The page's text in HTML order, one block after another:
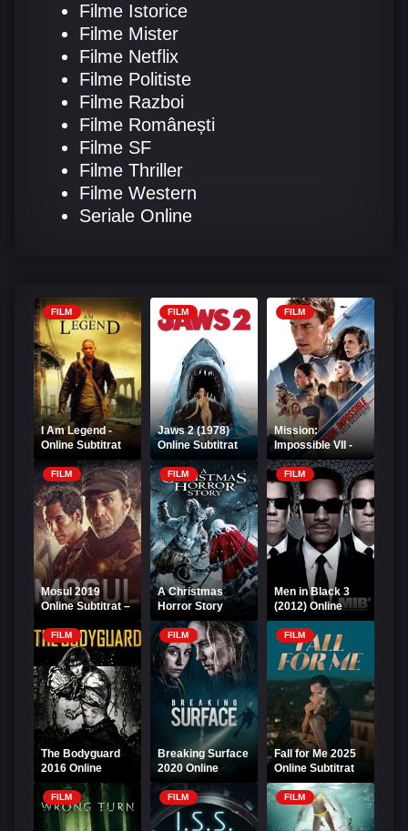
Filme Istorice
Filme Mister
Filme Netflix
Filme Politiste
Filme Razboi
Filme Românești
Filme SF
Filme Thriller
Filme Western
Seriale Online
FILM
I Am Legend -
Online Subtitrat
FILM
Jaws 2 (1978)
Online Subtitrat
FILM
Mission:
Impossible VII -
Dead Reckoning
Part One 2023
FILM
Mosul 2019
Online Subtitrat –
Suspans
FILM
A Christmas
Horror Story
2015 Online
Subtitrat
FILM
Men in Black 3
(2012) Online
Subtitrat
FILM
The Bodyguard
2016 Online
Subtitrat
FILM
Breaking Surface
2020 Online
Subtitrat
FILM
Fall for Me 2025
Online Subtitrat
FILM FILM FILM